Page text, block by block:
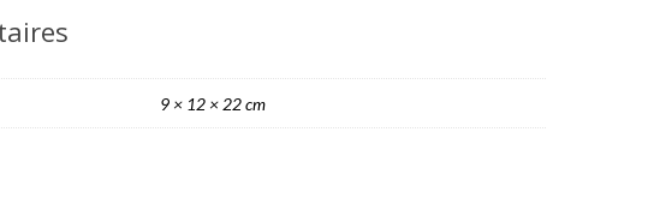
9 × 12 × 22 cm